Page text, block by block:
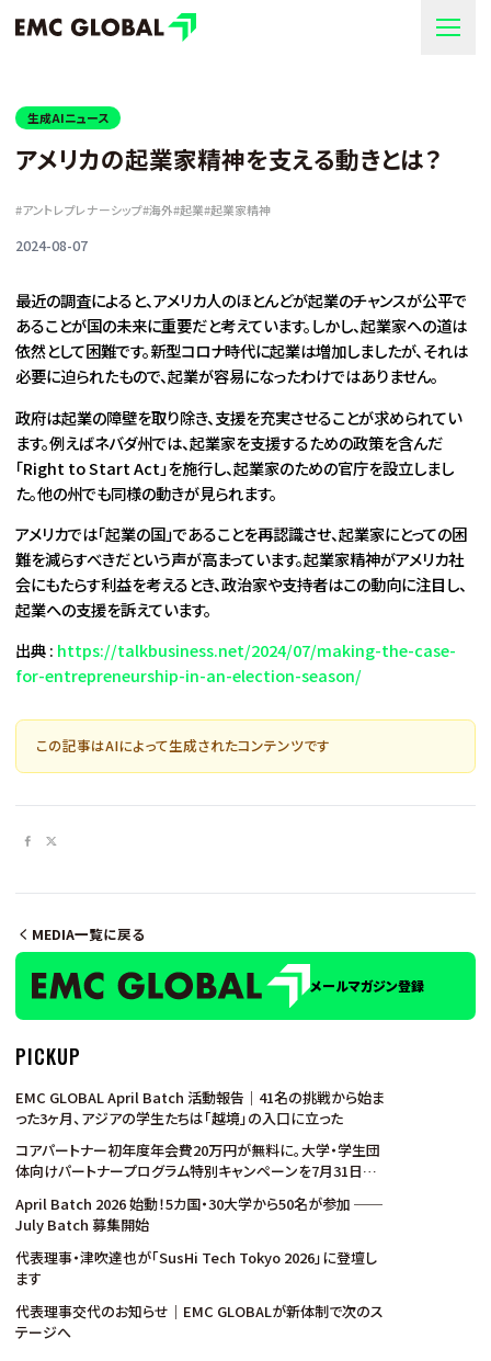
生成AIニュース
アメリカの起業家精神を支える動きとは？
#アントレプレナーシップ#海外#起業#起業家精神
2024-08-07
最近の調査によると、アメリカ人のほとんどが起業のチャンスが公平で
あることが国の未来に重要だと考えています。しかし、起業家への道は
依然として困難です。新型コロナ時代に起業は増加しましたが、それは
必要に迫られたもので、起業が容易になったわけではありません。
政府は起業の障壁を取り除き、支援を充実させることが求められてい
ます。例えばネバダ州では、起業家を支援するための政策を含んだ
「Right to Start Act」を施行し、起業家のための官庁を設立しまし
た。他の州でも同様の動きが見られます。
アメリカでは「起業の国」であることを再認識させ、起業家にとっての困
難を減らすべきだという声が高まっています。起業家精神がアメリカ社
会にもたらす利益を考えるとき、政治家や支持者はこの動向に注目し、
起業への支援を訴えています。
出典 : https://talkbusiness.net/2024/07/making-the-case-
for-entrepreneurship-in-an-election-season/
この記事はAIによって生成されたコンテンツです
MEDIA一覧に戻る
メールマガジン登録
PICKUP
EMC GLOBAL April Batch 活動報告｜41名の挑戦から始ま
った3ヶ月、アジアの学生たちは「越境」の入口に立った
コアパートナー初年度年会費20万円が無料に。大学・学生団
体向けパートナープログラム特別キャンペーンを7月31日ま
April Batch 2026 始動！5カ国・30大学から50名が参加 ──
July Batch 募集開始
代表理事・津吹達也が「SusHi Tech Tokyo 2026」に登壇し
ます
代表理事交代のお知らせ｜EMC GLOBALが新体制で次のス
テージへ